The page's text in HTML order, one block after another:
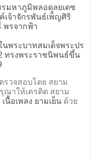
มหาภูมิพลอดุลยเดช
เจ้าจักรพันธ์เพ็ญศิริ
พรจากฟ้า
นพระบาทสมเด็จพระปร
ทรงพระราชนิพนธ์ขึ้น
รวจสอบโดย สยาม
ณาให้เครดิต สยาม
เนื้อเพลง ยามเย็นด้วย